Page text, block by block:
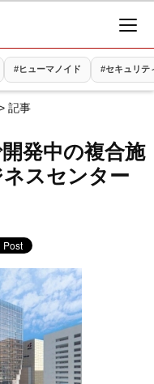
#ヒューマノイド #セキュリテ
記事
発中の複合施
スセンター